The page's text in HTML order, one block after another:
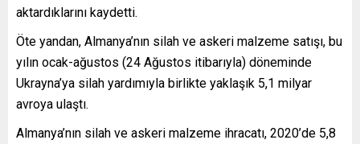
aktardıklarını kaydetti.
Öte yandan, Almanya’nın silah ve askeri malzeme satışı, bu
yılın ocak-ağustos (24 Ağustos itibarıyla) döneminde
Ukrayna’ya silah yardımıyla birlikte yaklaşık 5,1 milyar
avroya ulaştı.
Almanya’nın silah ve askeri malzeme ihracatı, 2020’de 5,8